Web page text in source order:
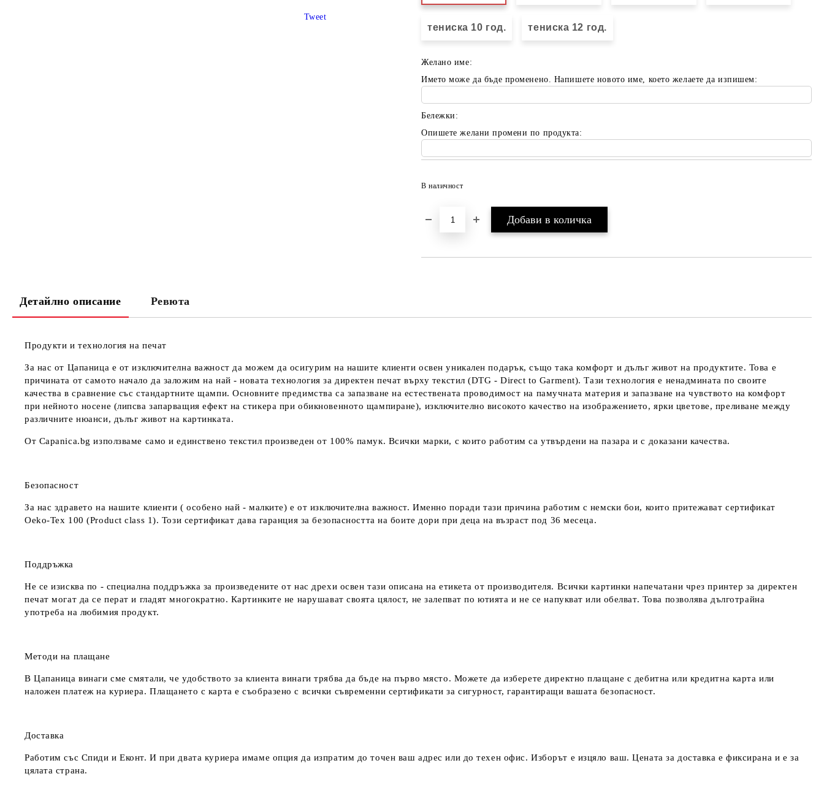
тениска 10 год. тениска 12 год.
Желано име:
Името може да бъде променено. Напишете новото име, което желаете да изпишем:
Бележки:
Опишете желани промени по продукта:
В наличност
Tweet
Детайлно описание Ревюта
Продукти и технология на печат
За нас от Цапаница е от изключителна важност да можем да осигурим на нашите клиенти освен уникален подарък, също така комфорт и дълъг живот на продуктите. Това е
причината от самото начало да заложим на най - новата технология за директен печат върху текстил (DTG - Direct to Garment). Тази технология е ненадмината по своите
качества в сравнение със стандартните щампи. Основните предимства са запазване на естествената проводимост на памучната материя и запазване на чувството на комфорт
при нейното носене (липсва запарващия ефект на стикера при обикновенното щампиране), изключително високото качество на изображението, ярки цветове, преливане между
различните нюанси, дълъг живот на картинката.
От Capanica.bg използваме само и единствено текстил произведен от 100% памук. Всички марки, с които работим са утвърдени на пазара и с доказани качества.
Безопасност
За нас здравето на нашите клиенти ( особено най - малките) е от изключителна важност. Именно поради тази причина работим с немски бои, които притежават сертификат
Oeko-Tex 100 (Product class 1). Този сертификат дава гаранция за безопасността на боите дори при деца на възраст под 36 месеца.
Поддръжка
Не се изисква по - специална поддръжка за произведените от нас дрехи освен тази описана на етикета от производителя. Всички картинки напечатани чрез принтер за директен
печат могат да се перат и гладят многократно. Картинките не нарушават своята цялост, не залепват по ютията и не се напукват или обелват. Това позволява дълготрайна
употреба на любимия продукт.
Методи на плащане
В Цапаница винаги сме смятали, че удобството за клиента винаги трябва да бъде на първо място. Можете да изберете директно плащане с дебитна или кредитна карта или
наложен платеж на куриера. Плащането с карта е съобразено с всички съвременни сертификати за сигурност, гарантиращи вашата безопасност.
Доставка
Работим със Спиди и Еконт. И при двата куриера имаме опция да изпратим до точен ваш адрес или до техен офис. Изборът е изцяло ваш. Цената за доставка е фиксирана и е за
цялата страна.